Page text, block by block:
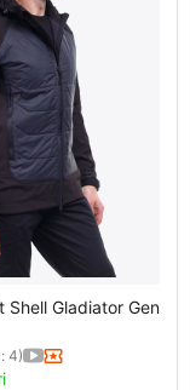
Shell Gladiator Gen
4)